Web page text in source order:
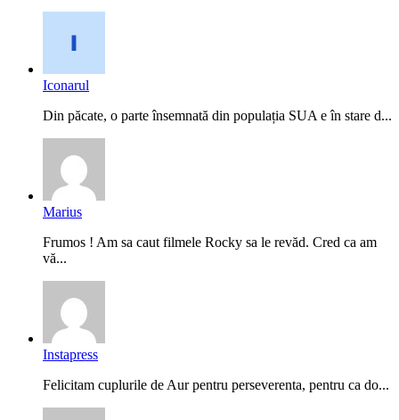
Iconarul
Din păcate, o parte însemnată din populația SUA e în stare d...
Marius
Frumos ! Am sa caut filmele Rocky sa le revăd. Cred ca am
vă...
Instapress
Felicitam cuplurile de Aur pentru perseverenta, pentru ca do...